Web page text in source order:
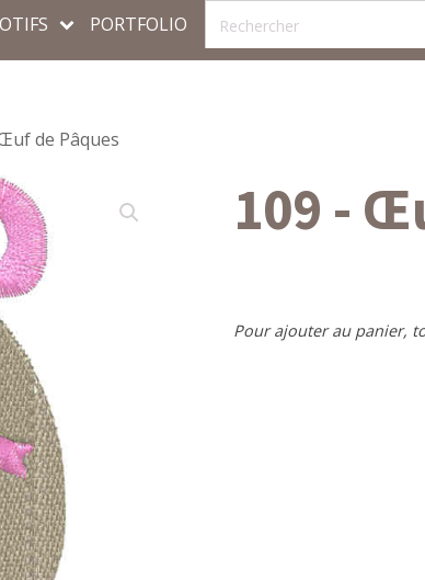
PORTFOLIO
de Pâques
109 -
Pour ajouter au panier,